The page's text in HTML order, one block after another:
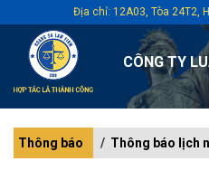
CÔNG TY
Địa chỉ: 12A03, Tòa 24T2,
Thông báo Thông báo lịch